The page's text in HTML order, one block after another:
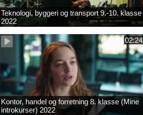
Teknologi, byggeri og transport 9.-10. klasse
2022
02:24
Kontor, handel og forretning 8. klasse (Mine
introkurser) 2022